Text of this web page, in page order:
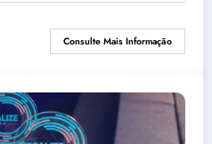
Consulte Mais Informação